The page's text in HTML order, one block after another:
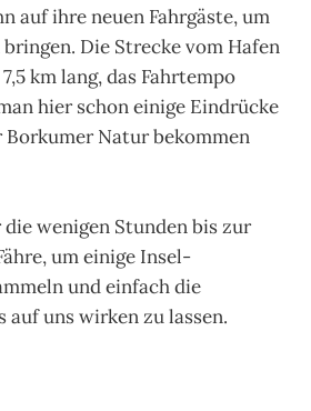
auf ihre neuen Fahrgäste, um
Die Strecke vom Hafen
km lang, das Fahrtempo
hier schon einige Eindrücke
Natur bekommen
wenigen Stunden bis zur
um einige Insel-
und einfach die
auf uns wirken zu lassen.